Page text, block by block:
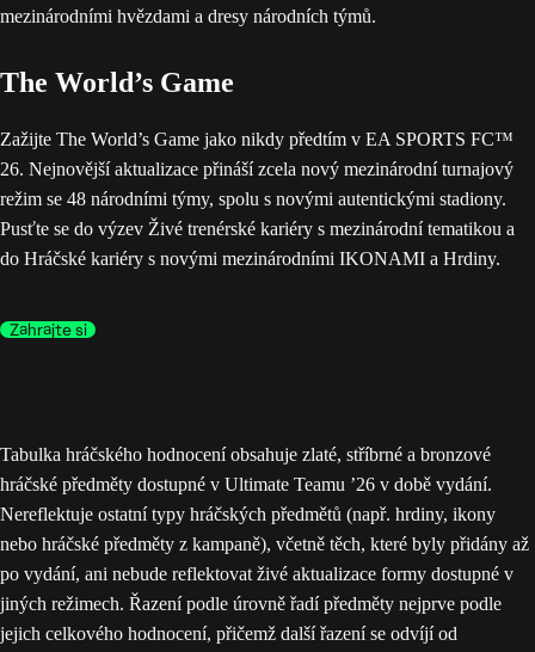
The World’s Game
Zažijte The World’s Game jako nikdy předtím v EA SPORTS FC™
26. Nejnovější aktualizace přináší zcela nový mezinárodní turnajový
režim se 48 národními týmy, spolu s novými autentickými stadiony.
Pusťte se do výzev Živé trenérské kariéry s mezinárodní tematikou a
do Hráčské kariéry s novými mezinárodními IKONAMI a Hrdiny.
Zahrajte si
Tabulka hráčského hodnocení obsahuje zlaté, stříbrné a bronzové
hráčské předměty dostupné v Ultimate Teamu ’26 v době vydání.
Nereflektuje ostatní typy hráčských předmětů (např. hrdiny, ikony
nebo hráčské předměty z kampaně), včetně těch, které byly přidány až
po vydání, ani nebude reflektovat živé aktualizace formy dostupné v
jiných režimech. Řazení podle úrovně řadí předměty nejprve podle
jejich celkového hodnocení, přičemž další řazení se odvíjí od